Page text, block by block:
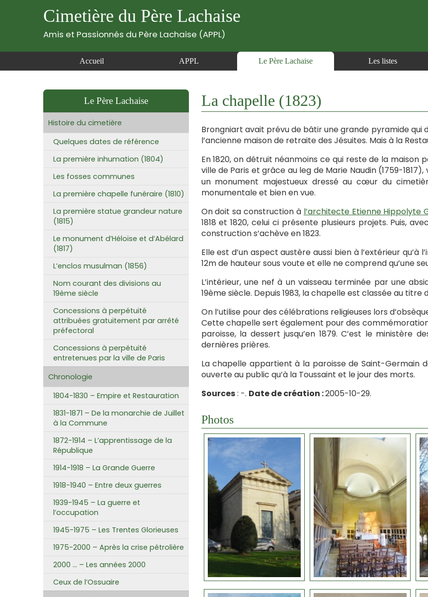
Cimetière du Père Lachaise
Amis et Passionnés du Père Lachaise (APPL)
Accueil APPL Le Père Lachaise Les listes
La chapelle (1823)
Brongniart avait prévu de bâtir une grande pyramide qui
l’ancienne maison de retraite des Jésuites. Mais à la
En 1820, on détruit néanmoins ce qui reste de la
ville de Paris et grâce au leg de Marie Naudin (1759-1817),
un monument majestueux dressé au cœur du
monumentale et bien en vue.
On doit sa construction à l’architecte Etienne Hippolyte
1818 et 1820, celui ci présente plusieurs projets. Puis,
construction s’achève en 1823.
Elle est d’un aspect austère aussi bien à l’extérieur qu’à
12m de hauteur sous voute et elle ne comprend qu’une
L’intérieur, une nef à un vaisseau terminée par une
19ème siècle. Depuis 1983, la chapelle est classée au
On l’utilise pour des célébrations religieuses lors
Cette chapelle sert également pour des
paroisse, la dessert jusqu’en 1879. C’est le ministère
dernières prières.
La chapelle appartient à la paroisse de Saint-Germain
ouverte au public qu’à la Toussaint et le jour des morts.
Sources: -. Date de création :2005-10-29.
Photos
Le Père Lachaise
Histoire du cimetière
Quelques dates de référence
La première inhumation (1804)
Les fosses communes
La première chapelle funéraire (1810)
La première statue grandeur nature
(1815)
Le monument d’Héloïse et d’Abélard
(1817)
L’enclos musulman (1856)
Nom courant des divisions au
19ème siècle
Concessions à perpétuité
attribuées gratuitement par arrêté
préfectoral
Concessions à perpétuité
entretenues par la ville de Paris
Chronologie
1804-1830 – Empire et Restauration
1831-1871 – De la monarchie de Juillet
à la Commune
1872-1914 – L’apprentissage de la
République
1914-1918 – La Grande Guerre
1918-1940 – Entre deux guerres
1939-1945 – La guerre et
l’occupation
1945-1975 – Les Trentes Glorieuses
1975-2000 – Après la crise pétrolière
2000 … – Les années 2000
Ceux de l’Ossuaire